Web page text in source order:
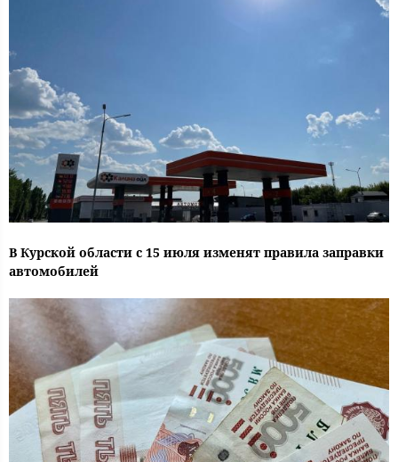
В Курской области с 15 июля изменят правила заправки
автомобилей